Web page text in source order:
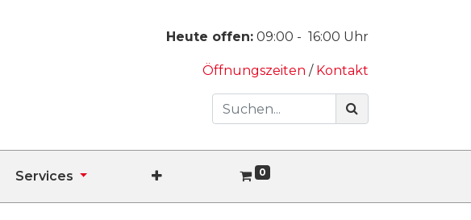
Heute offen: 09:00 - 16:00 Uhr
Öffnungszeiten / Kontakt
Services 0